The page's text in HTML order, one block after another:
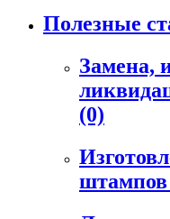
Полезные
Замена,
(0)
штампов